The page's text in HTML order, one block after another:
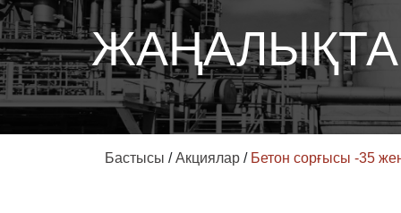
Бастысы /Акциялар / Бетон сорғысы -35